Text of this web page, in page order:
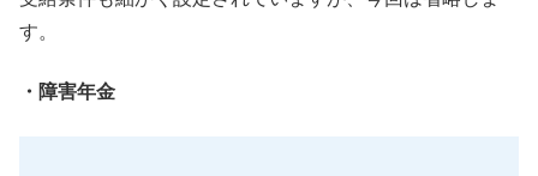
す。
・障害年金